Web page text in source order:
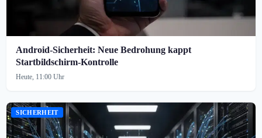
Android-Sicherheit: Neue Bedrohung kappt
Startbildschirm-Kontrolle
Heute, 11:00 Uhr
SICHERHEIT